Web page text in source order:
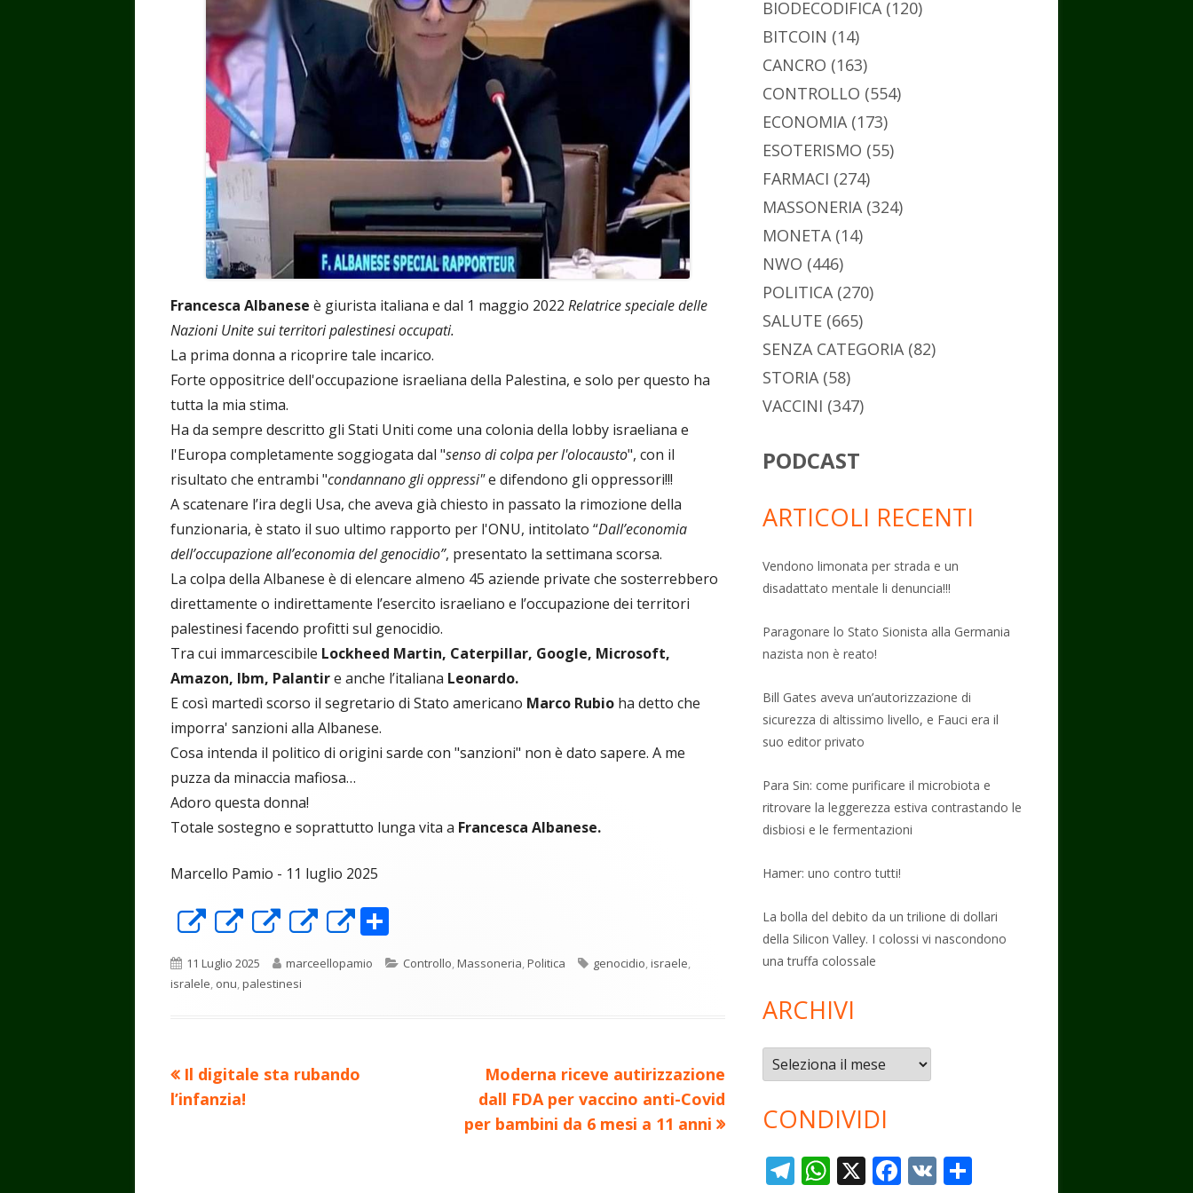
di
Francesca Albanese è giurista italiana e dal 1 maggio 2022 Relatrice speciale delle
Nazioni Unite sui territori palestinesi occupati.
La prima donna a ricoprire tale incarico.
Forte oppositrice dell'occupazione israeliana della Palestina, e solo per questo ha
tutta la mia stima.
Ha da sempre descritto gli Stati Uniti come una colonia della lobby israeliana e
l'Europa completamente soggiogata dal "senso di colpa per l'olocausto", con il
risultato che entrambi "condannano gli oppressi"e difendono gli oppressori!!!
A scatenare l’ira degli Usa, che aveva già chiesto in passato la rimozione della
funzionaria, è stato il suo ultimo rapporto per l'ONU, intitolato “Dall’economia
dell’occupazione all’economia del genocidio”, presentato la settimana scorsa.
La colpa della Albanese è di elencare almeno 45 aziende private che sosterrebbero
direttamente o indirettamente l’esercito israeliano e l’occupazione dei territori
palestinesi facendo profitti sul genocidio.
Tra cui immarcescibile Lockheed Martin, Caterpillar, Google, Microsoft,
Amazon, Ibm, Palantire anche l’italiana Leonardo.
E così martedì scorso il segretario di Stato americano Marco Rubio ha detto che
imporra' sanzioni alla Albanese.
Cosa intenda il politico di origini sarde con "sanzioni" non è dato sapere. A me
puzza da minaccia mafiosa…
Adoro questa donna!
Totale sostegno e soprattutto lunga vita a Francesca Albanese.
Marcello Pamio - 11 luglio 2025
Apre
in
una
Apre
in
una
Apre
in
una
Apre
in
una
Apre
in
una
o
n
Pubblicato
11 Luglio 2025 Autore
marceellopamio Categorie
Controllo,Massoneria,Politica Tag
genocidio,israele,
isralele, onu,palestinesi
Navigazione
Precedente
articolo:
Il digitale sta rubando
l’infanzia!
Nuovo
articolo:
Moderna riceve autirizzazione
dall FDA per vaccino anti-Covid
per bambini da 6 mesi a 11 anni
BIODECODIFICA(120)
BITCOIN (14)
CANCRO (163)
CONTROLLO (554)
ECONOMIA(173)
ESOTERISMO (55)
FARMACI (274)
MASSONERIA(324)
MONETA(14)
NWO (446)
POLITICA(270)
SALUTE (665)
SENZA CATEGORIA(82)
STORIA(58)
VACCINI (347)
PODCAST
ARTICOLI RECENTI
Vendono limonata per strada e un
disadattato mentale li denuncia!!!
Paragonare lo Stato Sionista alla Germania
nazista non è reato!
Bill Gates aveva un’autorizzazione di
sicurezza di altissimo livello, e Fauci era il
suo editor privato
Para Sin: come purificare il microbiota e
ritrovare la leggerezza estiva contrastando le
disbiosi e le fermentazioni
Hamer: uno contro tutti!
La bolla del debito da un trilione di dollari
della Silicon Valley. I colossi vi nascondono
una truffa colossale
ARCHIVI
Archivi
CONDIVIDI
T W X F V